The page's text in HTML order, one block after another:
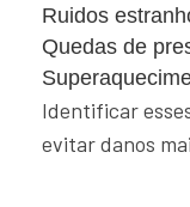
Ruidos
Quedas de
Identificar
evitar danos